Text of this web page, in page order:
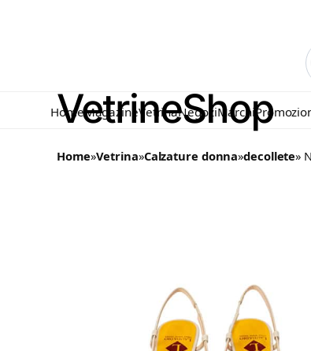
HomeMagazineVetrinaNegoziMarchi
Home»Vetrina»Calzature donna»decollete»